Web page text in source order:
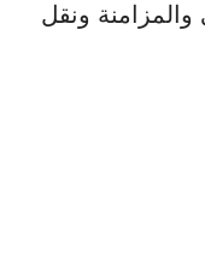
والمزامنة ونقل